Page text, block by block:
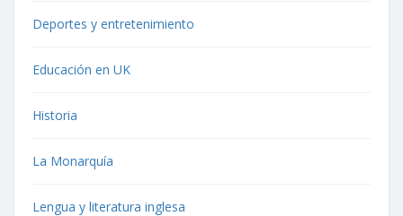
Deportes y entretenimiento
Educación en UK
Historia
La Monarquía
Lengua y literatura inglesa